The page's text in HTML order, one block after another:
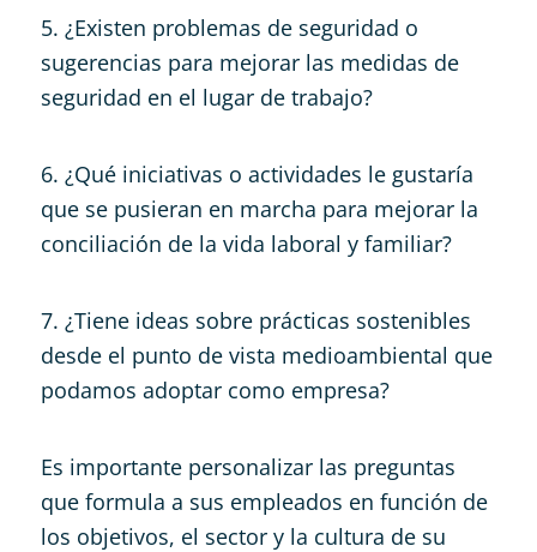
5. ¿Existen problemas de seguridad o
sugerencias para mejorar las medidas de
seguridad en el lugar de trabajo?
6. ¿Qué iniciativas o actividades le gustaría
que se pusieran en marcha para mejorar la
conciliación de la vida laboral y familiar?
7. ¿Tiene ideas sobre prácticas sostenibles
desde el punto de vista medioambiental que
podamos adoptar como empresa?
Es importante personalizar las preguntas
que formula a sus empleados en función de
los objetivos, el sector y la cultura de su